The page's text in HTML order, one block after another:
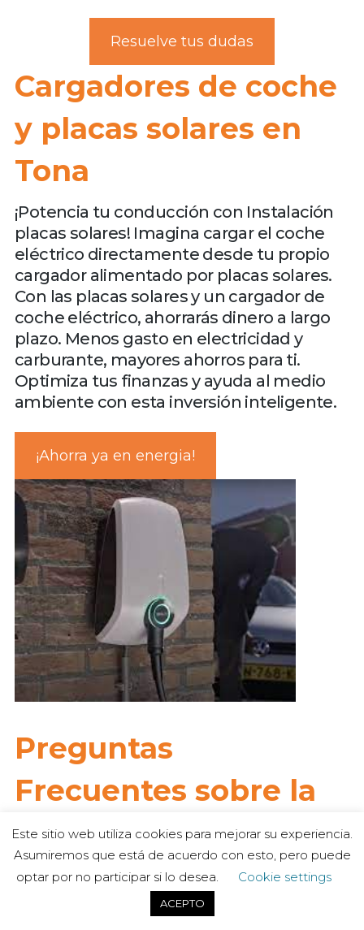
Resuelve tus dudas
Cargadores de coche
y placas solares en
Tona
¡Potencia tu conducción con Instalación
placas solares! Imagina cargar el coche
eléctrico directamente desde tu propio
cargador alimentado por placas solares.
Con las placas solares y un cargador de
coche eléctrico, ahorrarás dinero a largo
plazo. Menos gasto en electricidad y
carburante, mayores ahorros para ti.
Optimiza tus finanzas y ayuda al medio
ambiente con esta inversión inteligente.
¡Ahorra ya en energia!
Preguntas
Frecuentes sobre la
Instalación de placas
solares en Tona
Instalación de placas solares en
Este sitio web utiliza cookies para mejorar su experiencia.
Asumiremos que está de acuerdo con esto, pero puede
optar por no participar si lo desea.
Cookie settings
ACEPTO